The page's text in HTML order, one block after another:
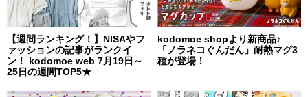
【週間ランキング！】NISAやフ
ァッションの記事がランクイ
ン！ kodomoe web 7月19日～
25日の週間TOP5★
kodomoe shopより新商品♪
「ノラネコぐんだん」耐熱マグ3
種が登場！